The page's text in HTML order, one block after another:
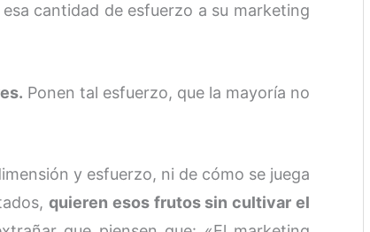
cantidad de esfuerzo a su marketing
Ponen tal esfuerzo, que la mayoría no
y esfuerzo, ni de cómo se juega
quieren esos frutos sin cultivar el